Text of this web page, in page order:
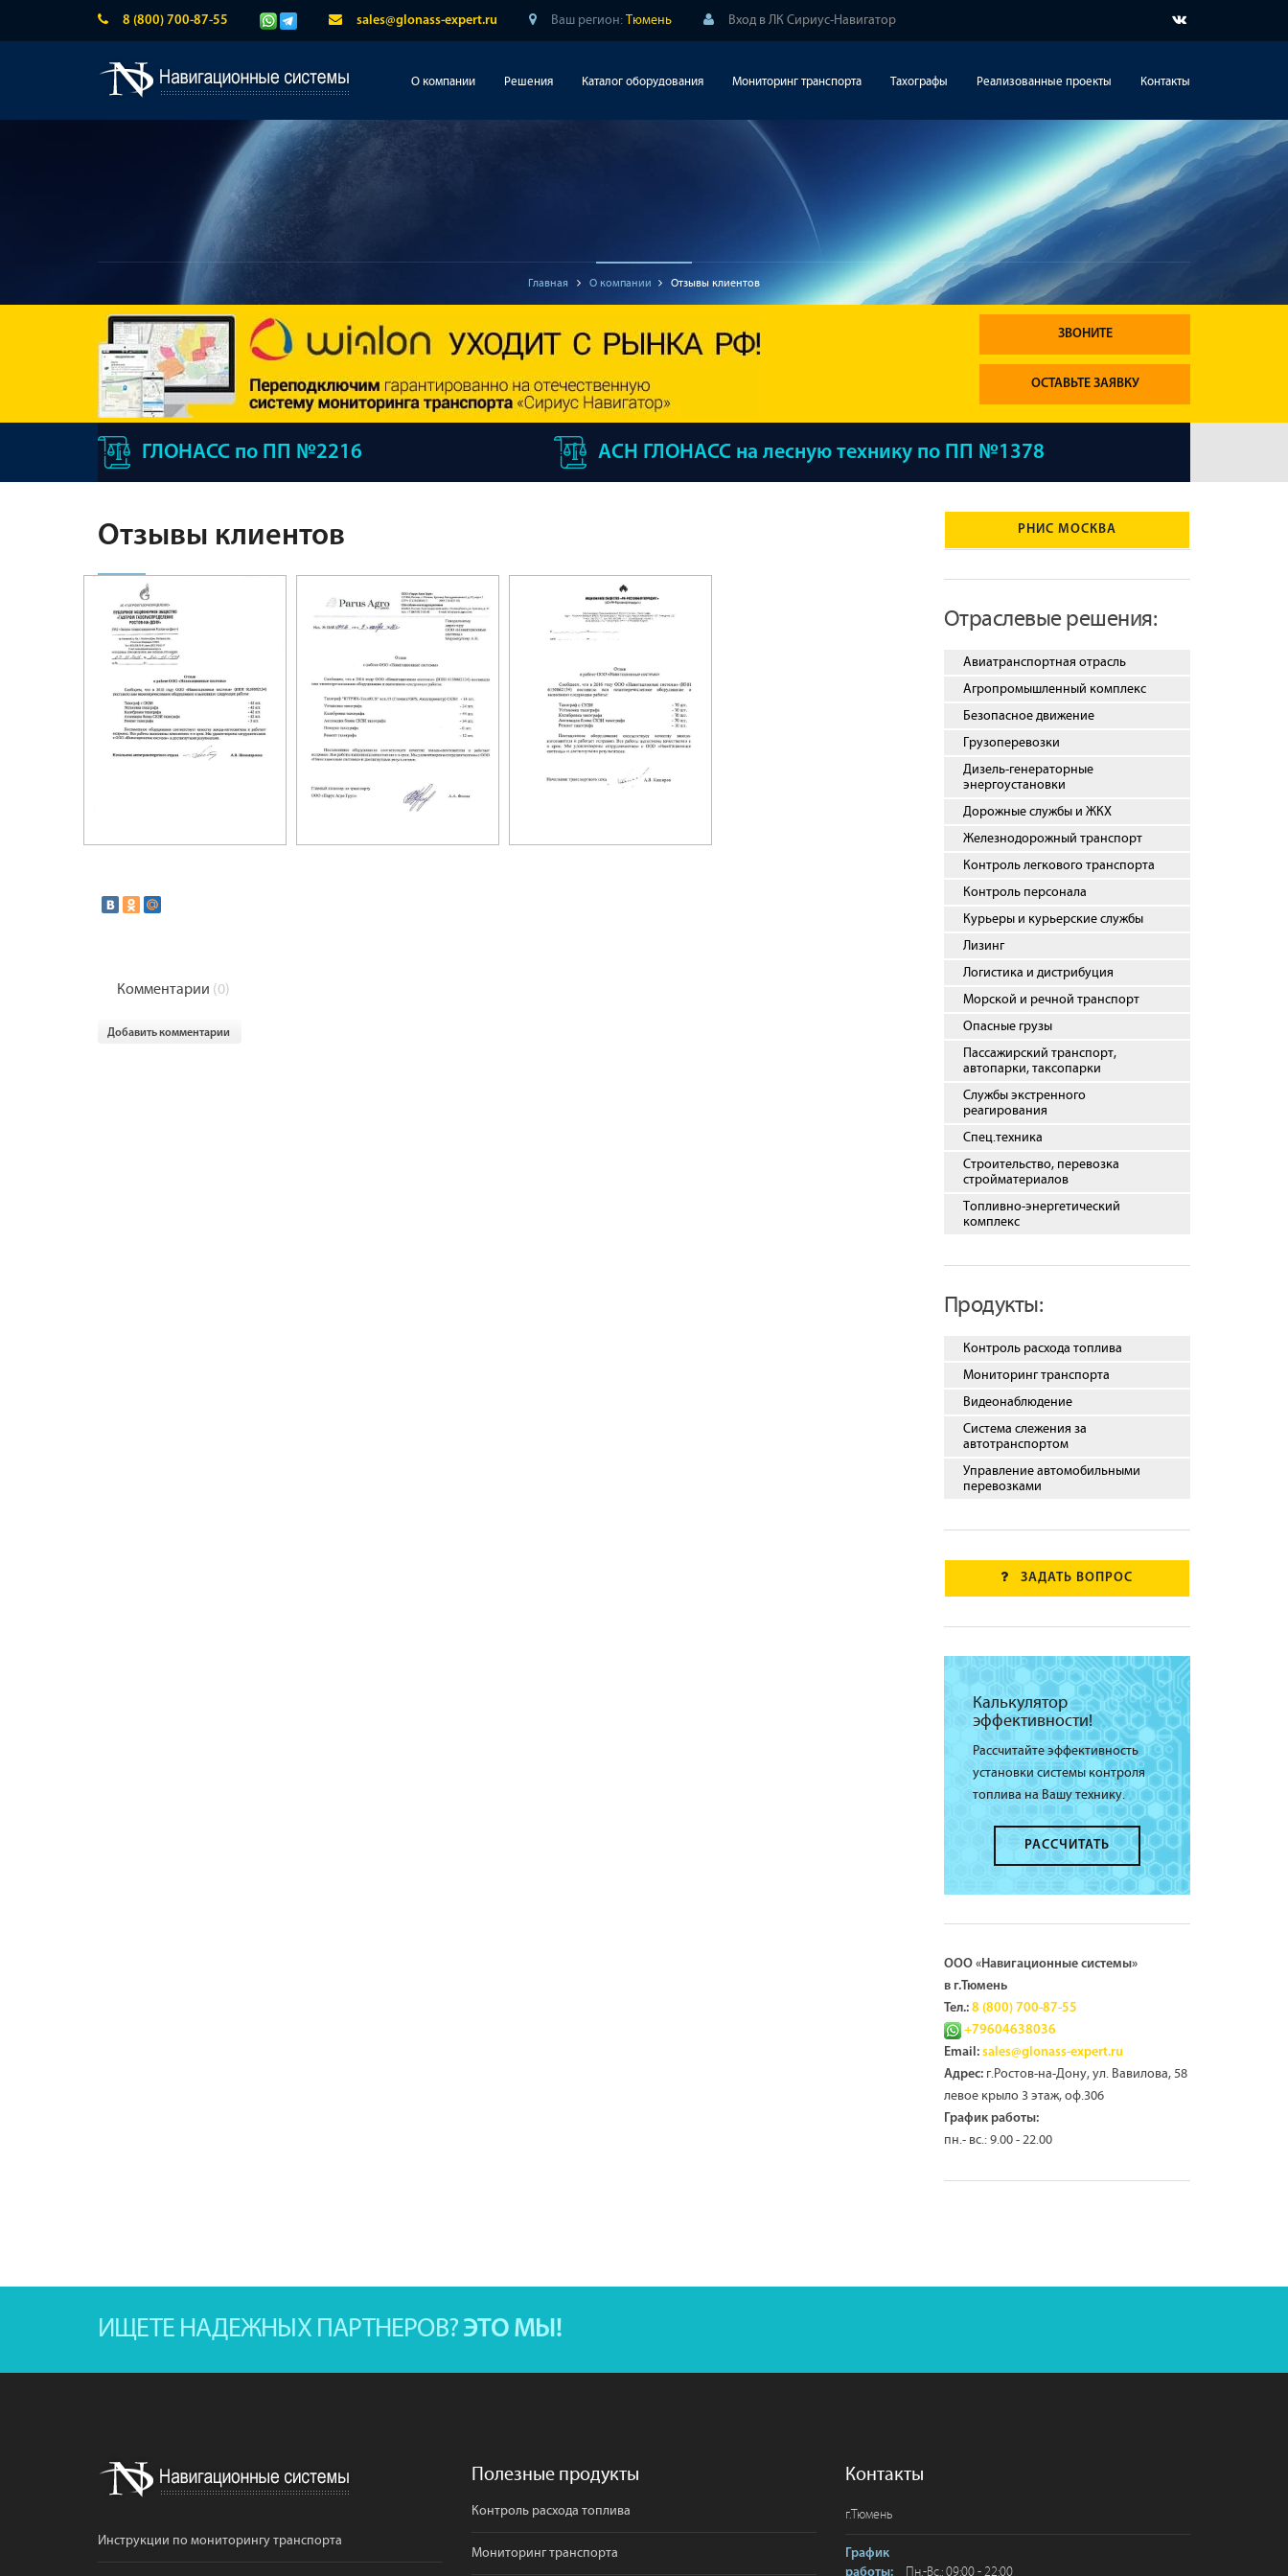
8 (800) 700-87-55 sales@glonass-expert.ru Ваш регион: Тюмень Вход в ЛК Сириус-Навигатор
О компании Решения Каталог оборудования Мониторинг транспорта Тахографы Реализованные проекты Контакты
Главная О компании Отзывы клиентов
ЗВОНИТЕ
ОСТАВЬТЕ ЗАЯВКУ
ГЛОНАСС по ПП №2216 АСН ГЛОНАСС на лесную технику по ПП №1378
Отзывы клиентов
Комментарии (0)
Добавить комментарии
РНИС МОСКВА
Отраслевые решения:
Авиатранспортная отрасль
Агропромышленный комплекс
Безопасное движение
Грузоперевозки
Дизель-генераторные
энергоустановки
Дорожные службы и ЖКХ
Железнодорожный транспорт
Контроль легкового транспорта
Контроль персонала
Курьеры и курьерские службы
Лизинг
Логистика и дистрибуция
Морской и речной транспорт
Опасные грузы
Пассажирский транспорт,
автопарки, таксопарки
Службы экстренного
реагирования
Спец.техника
Строительство, перевозка
стройматериалов
Топливно-энергетический
комплекс
Продукты:
Контроль расхода топлива
Мониторинг транспорта
Видеонаблюдение
Система слежения за
автотранспортом
Управление автомобильными
перевозками
ЗАДАТЬ ВОПРОС
Калькулятор
эффективности!
Рассчитайте эффективность
установки системы контроля
топлива на Вашу технику.
РАССЧИТАТЬ
ООО «Навигационные системы»
в г.Тюмень
Тел.: 8 (800) 700-87-55
+79604638036
Email: sales@glonass-expert.ru
Адрес:г.Ростов-на-Дону, ул. Вавилова, 58
левое крыло 3 этаж, оф.306
График работы:
пн.- вс.: 9.00 - 22.00
ИЩЕТЕ НАДЕЖНЫХ ПАРТНЕРОВ? ЭТО МЫ!
Инструкции по мониторингу транспорта
Полезные продукты
Контроль расхода топлива
Мониторинг транспорта
Контакты
г.Тюмень
График
работы:
Пн.-Вс.: 09:00 - 22:00